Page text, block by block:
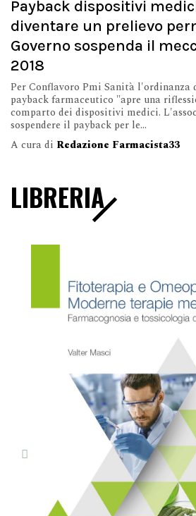
Payback dispositivi
diventare un prelievo
Governo sospenda il
2018
Per Conflavoro Pmi Sanità l'ordinanza
payback farmaceutico "apre una
comparto dei dispositivi medici.
sospendere il payback per le...
A cura di Redazione Farmacista33
LIBRERIA